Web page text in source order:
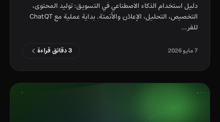
دليل استخدام الذكاء الاصطناعي في التسويق: توليد المحتوى،
التخصيص، التحليل، الإعلان والأتمتة. بداية عملية مع ChatQT
للفر…
7 مايو 2026 3 دقائق قراءة